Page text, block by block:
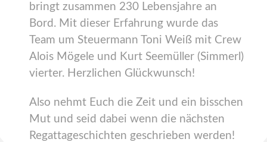
bringt zusammen 230 Lebensjahre an
Bord. Mit dieser Erfahrung wurde das
Team um Steuermann Toni Weiß mit Crew
Alois Mögele und Kurt Seemüller (Simmerl)
vierter. Herzlichen Glückwunsch!
Also nehmt Euch die Zeit und ein bisschen
Mut und seid dabei wenn die nächsten
Regattageschichten geschrieben werden!